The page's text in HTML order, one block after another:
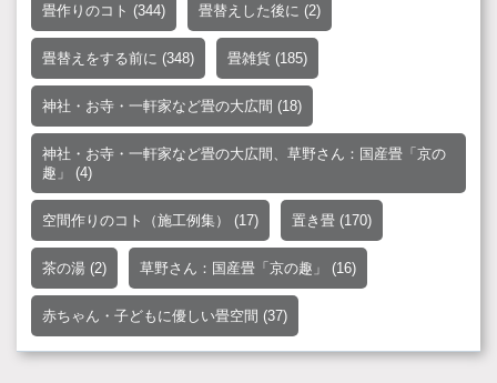
畳作りのコト (344) 畳替えした後に (2)
畳替えをする前に (348) 畳雑貨 (185)
神社・お寺・一軒家など畳の大広間 (18)
神社・お寺・一軒家など畳の大広間、草野さん：国産畳「京の
趣」
(4)
空間作りのコト（施工例集） (17) 置き畳 (170)
茶の湯 (2) 草野さん：国産畳「京の趣」 (16)
赤ちゃん・子どもに優しい畳空間 (37)